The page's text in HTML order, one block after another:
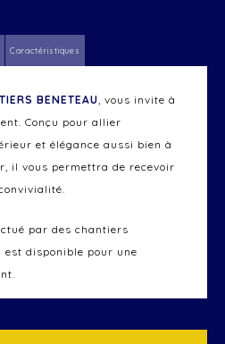
Caractéristiques
BENETEAU, vous invite à
Conçu pour allier
et élégance aussi bien à
il vous permettra de recevoir
par des chantiers
est disponible pour une